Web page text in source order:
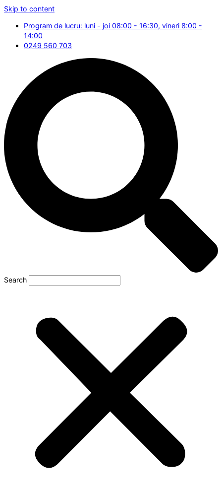
Skip to content
Program de lucru: luni - joi 08:00 - 16:30, vineri 8:00 -
14:00
0249 560 703
Search